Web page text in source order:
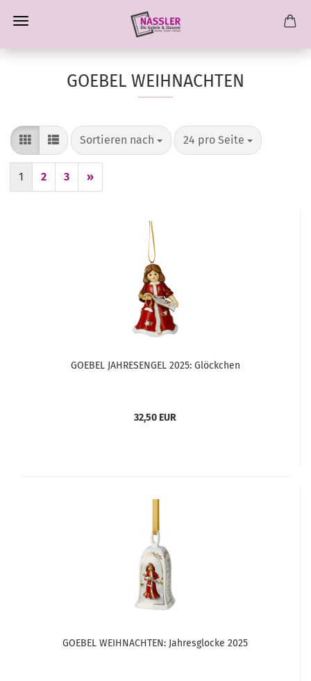
GOEBEL WEIHNACHTEN
Sortieren nach
Sortieren nach 24 pro Seite
pro Seite
1 2 3 »
GOEBEL JAHRESENGEL 2025: Glöckchen
32,50 EUR
GOEBEL WEIHNACHTEN: Jahresglocke 2025